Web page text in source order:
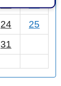
24
25
31